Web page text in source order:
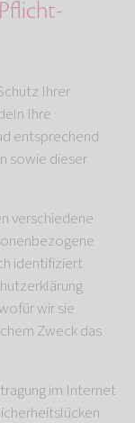
Pflicht­
Ihrer
Ihre
entsprechend
sowie dieser
verschiedene
identifiziert
wir sie
Zweck das
im Internet